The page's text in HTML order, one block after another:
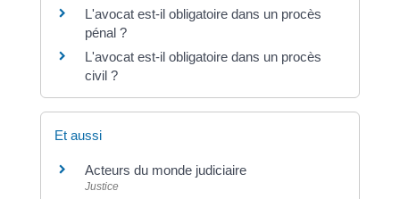
L'avocat est-il obligatoire dans un procès
pénal ?
L'avocat est-il obligatoire dans un procès
civil ?
Et aussi
Acteurs du monde judiciaire
Justice